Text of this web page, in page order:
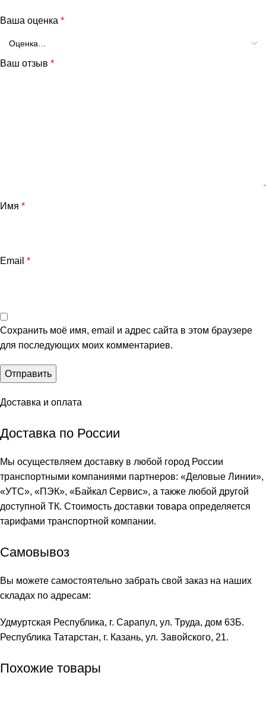
Ваша оценка *
Ваш отзыв *
Имя *
Email *
Сохранить моё имя, email и адрес сайта в этом браузере
для последующих моих комментариев.
Доставка и оплата
Доставка по России
Мы осуществляем доставку в любой город России
транспортными компаниями партнеров: «Деловые Линии»,
«УТС», «ПЭК», «Байкал Сервис», а также любой другой
доступной ТК. Стоимость доставки товара определяется
тарифами транспортной компании.
Самовывоз
Вы можете самостоятельно забрать свой заказ на наших
складах по адресам:
Удмуртская Республика, г. Сарапул, ул. Труда, дом 63Б.
Республика Татарстан, г. Казань, ул. Завойского, 21.
Похожие товары